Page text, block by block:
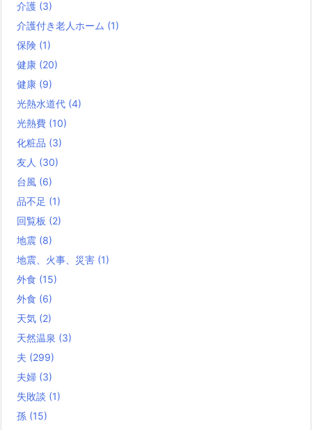
介護 (3)
介護付き老人ホーム (1)
保険 (1)
健康 (20)
健康 (9)
光熱水道代 (4)
光熱費 (10)
化粧品 (3)
友人 (30)
台風 (6)
品不足 (1)
回覧板 (2)
地震 (8)
地震、火事、災害 (1)
外食 (15)
外食 (6)
天気 (2)
天然温泉 (3)
夫 (299)
夫婦 (3)
失敗談 (1)
孫 (15)